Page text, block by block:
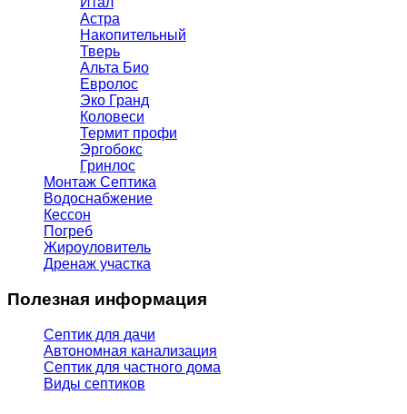
Астра
Накопительный
Тверь
Альта Био
Евролос
Эко Гранд
Коловеси
Термит профи
Эргобокс
Гринлос
Монтаж Септика
Водоснабжение
Кессон
Погреб
Жироуловитель
Дренаж участка
Полезная информация
Септик для дачи
Автономная канализация
Септик для частного дома
Виды септиков